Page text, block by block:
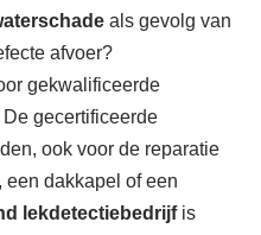
als gevolg van
afvoer?
gekwalificeerde
gecertificeerde
ook voor de reparatie
dakkapel of een
lekdetectiebedrijfis